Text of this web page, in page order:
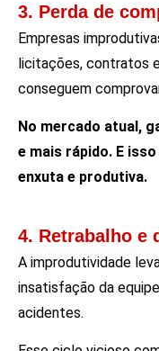
3. Perda de
Empresas
licitações, contratos
conseguem
No mercado atual,
e mais rápido. E
enxuta e produtiva.
4. Retrabalho e
A improdutividade
insatisfação da
acidentes.